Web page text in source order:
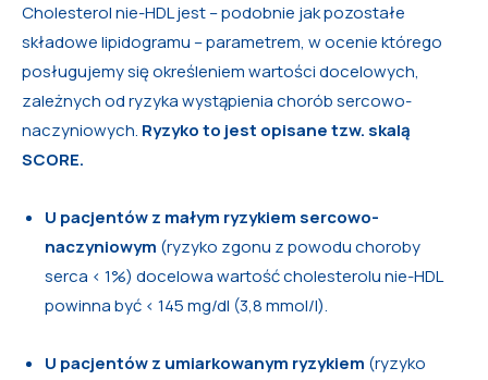
Cholesterol nie-HDL jest – podobnie jak pozostałe
składowe lipidogramu – parametrem, w ocenie którego
posługujemy się określeniem wartości docelowych,
zależnych od ryzyka wystąpienia chorób sercowo-
naczyniowych. Ryzyko to jest opisane tzw. skalą
SCORE.
U pacjentów z małym ryzykiem sercowo-
naczyniowym (ryzyko zgonu z powodu choroby
serca < 1%) docelowa wartość cholesterolu nie-HDL
powinna być < 145 mg/dl (3,8 mmol/l).
U pacjentów z umiarkowanym ryzykiem (ryzyko